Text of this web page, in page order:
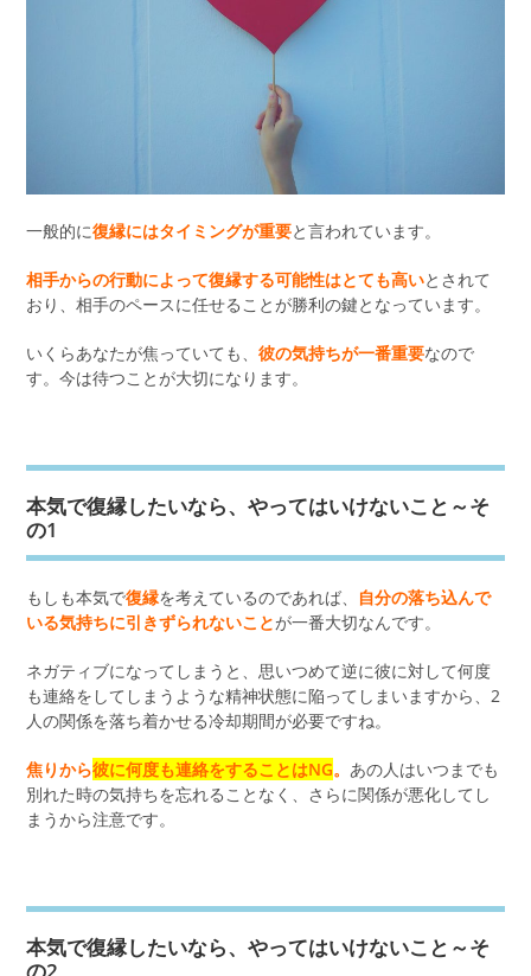
一般的に復縁にはタイミングが重要と言われています。
相手からの行動によって復縁する可能性はとても高いとされて
おり、相手のペースに任せることが勝利の鍵となっています。
いくらあなたが焦っていても、彼の気持ちが一番重要なので
す。今は待つことが大切になります。
本気で復縁したいなら、やってはいけないこと～そ
の1
もしも本気で復縁を考えているのであれば、 自分の落ち込んで
いる気持ちに引きずられないことが一番大切なんです。
ネガティブになってしまうと、思いつめて逆に彼に対して何度
も連絡をしてしまうような精神状態に陥ってしまいますから、2
人の関係を落ち着かせる冷却期間が必要ですね。
焦りから彼に何度も連絡をすることはNG。あの人はいつまでも
別れた時の気持ちを忘れることなく、さらに関係が悪化してし
まうから注意です。
本気で復縁したいなら、やってはいけないこと～そ
の2